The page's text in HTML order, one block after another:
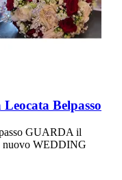
Belpasso
GUARDA il
nuovo WEDDING